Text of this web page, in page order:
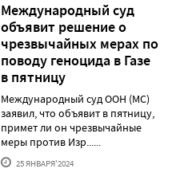
Международный суд
объявит решение о
чрезвычайных мерах по
поводу геноцида в Газе
в пятницу
Международный суд ООН (МС)
заявил, что объявит в пятницу,
примет ли он чрезвычайные
меры против Изр......
25 ЯНВАРЯ'2024